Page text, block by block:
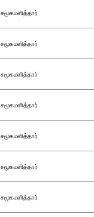
சமூகமளித்தார்
சமூகமளித்தார்
சமூகமளித்தார்
சமூகமளித்தார்
சமூகமளித்தார்
சமூகமளித்தார்
சமூகமளித்தார்